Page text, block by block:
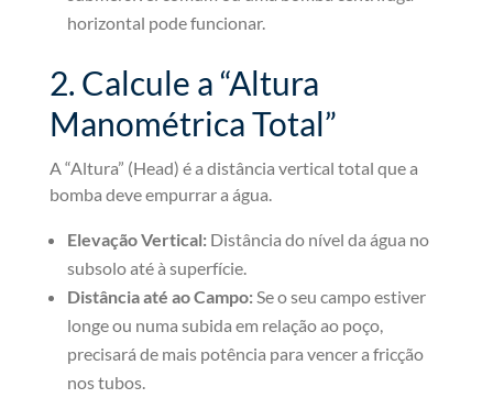
horizontal pode funcionar.
2. Calcule a “Altura
Manométrica Total”
A “Altura” (Head) é a distância vertical total que a
bomba deve empurrar a água.
Elevação Vertical:Distância do nível da água no
subsolo até à superfície.
Distância até ao Campo:Se o seu campo estiver
longe ou numa subida em relação ao poço,
precisará de mais potência para vencer a fricção
nos tubos.